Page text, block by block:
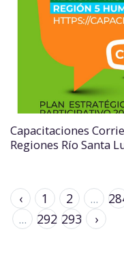
Capacitaciones
Regiones Río Santa
‹ 1 2 ...
...
292 293 ›